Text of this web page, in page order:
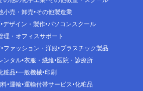
小売・卸売 その他製造業
デザイン・製作 パソコンスクール
理・オフィスサポート
ファッション・洋服 プラスチック製品
ンタル 衣服・繊維 医院・診療所
粧品 一般機械 印刷
運輸 運輸付帯サービス 化粧品